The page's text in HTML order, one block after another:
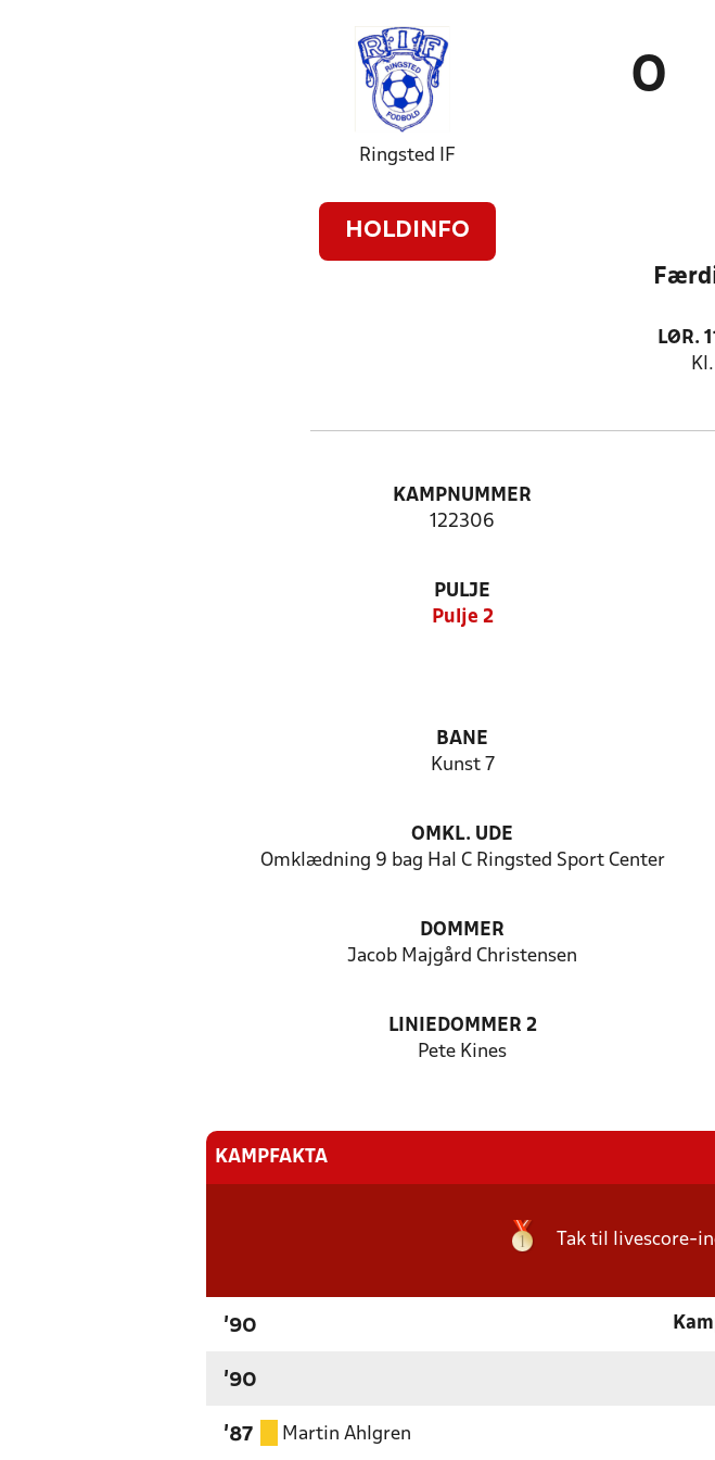
Ringsted IF
HOLDINFO
0
LØR.
KAMPNUMMER
122306
PULJE
Pulje 2
BANE
Kunst 7
OMKL. UDE
Omklædning 9 bag Hal C Ringsted Sport Center
DOMMER
Jacob Majgård Christensen
LINIEDOMMER 2
Pete Kines
KAMPFAKTA
Tak til livescore-
'90
'90
'87 Martin Ahlgren